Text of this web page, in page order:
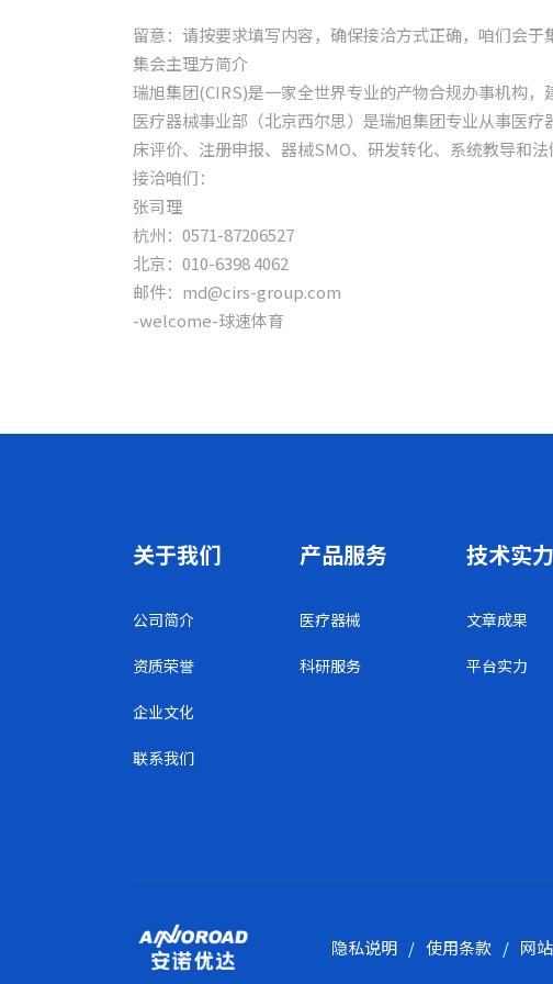
留意：请按要求填写内容，确保接洽方式正确，咱们会于
集会主理方简介
瑞旭集团(CIRS)是一家全世界专业的产物合规办事机构
医疗器械事业部（北京西尔思）是瑞旭集团专业从事医
床评价、注册申报、器械SMO、研发转化、系统教导和
接洽咱们：
张司理
杭州：0571-87206527
北京：010-6398 4062
邮件：md@cirs-group.com
-welcome-球速体育
关于我们
公司简介
资质荣誉
企业文化
联系我们
产品服务
医疗器械
科研服务
技术实力
文章成果
平台实力
隐私说明 / 使用条款 / 网